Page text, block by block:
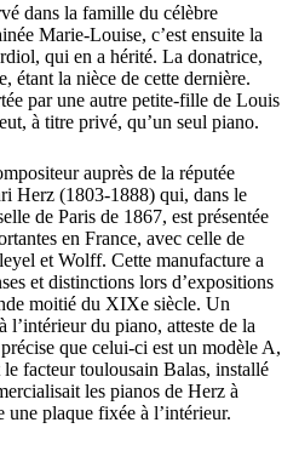
dans la famille du célèbre
Marie-Louise, c’est ensuite la
qui en a hérité. La donatrice,
étant la nièce de cette dernière.
par une autre petite-fille de Louis
à titre privé, qu’un seul piano.
auprès de la réputée
Herz (1803-1888) qui, dans le
de Paris de 1867, est présentée
en France, avec celle de
et Wolff. Cette manufacture a
et distinctions lors d’expositions
moitié du XIXe siècle. Un
l’intérieur du piano, atteste de la
que celui-ci est un modèle A,
facteur toulousain Balas, installé
les pianos de Herz à
plaque fixée à l’intérieur.